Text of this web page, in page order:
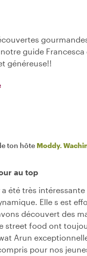
guide Francesca
généreuse!!
ton hôte Moddy.
au top
été très
Elle s est
découvert des
street food ont
Arun
pour nos